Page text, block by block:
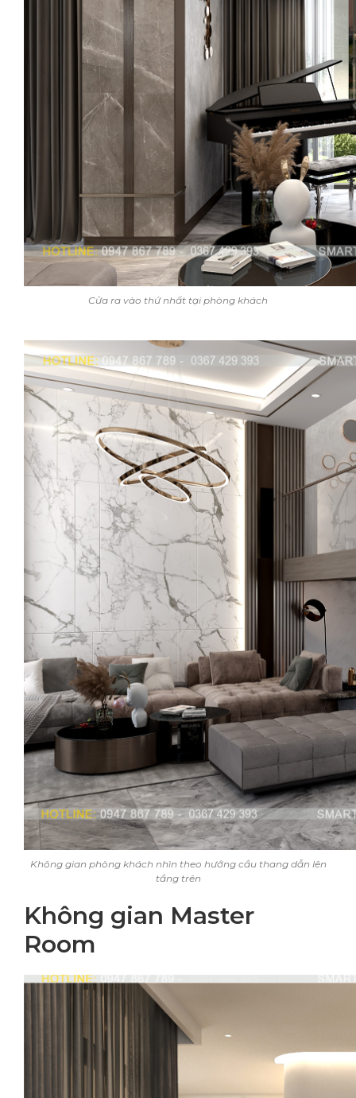
Cửa ra vào thứ nhất tại phòng khách
Không gian phòng khách nhìn theo hướng cầu thang dẫn lên
tầng trên
Không gian Master
Room